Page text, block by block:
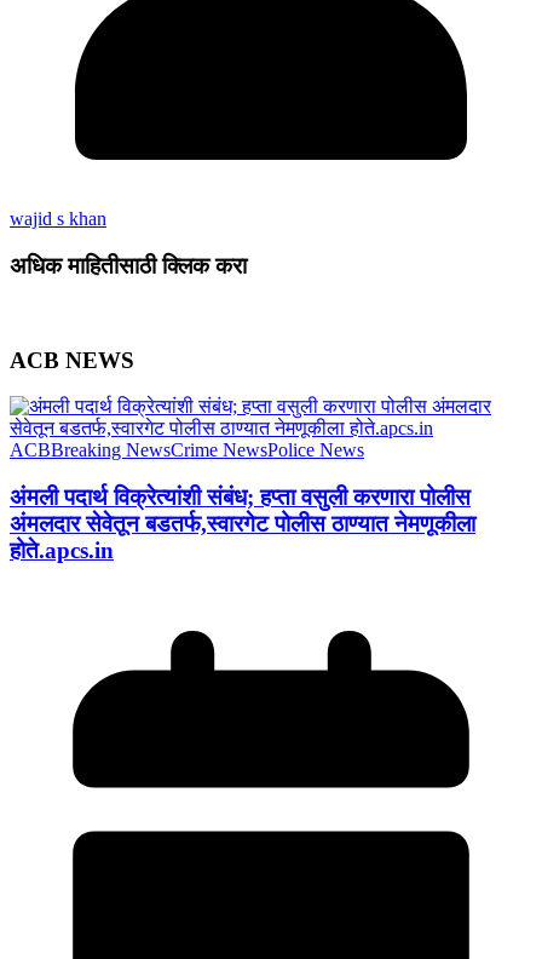
wajid s khan
अधिक माहितीसाठी क्लिक करा
ACB NEWS
ACBBreaking NewsCrime NewsPolice News
अंमली पदार्थ विक्रेत्यांशी संबंध; हप्ता वसुली करणारा पोलीस
अंमलदार सेवेतून बडतर्फ,स्वारगेट पोलीस ठाण्यात नेमणूकीला
होते.apcs.in